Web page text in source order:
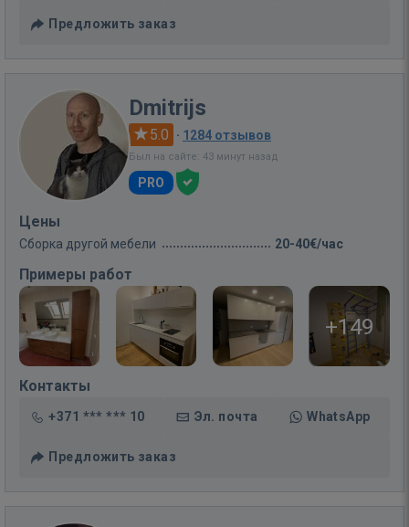
Предложить заказ
Dmitrijs
5.0 · 1284 отзывов
Был на сайте: 43 минут назад
PRO
Цены
Сборка другой мебели 20-40€/час
Примеры работ
+149
Контакты
+371 *** *** 10 Эл. почта WhatsApp
Предложить заказ